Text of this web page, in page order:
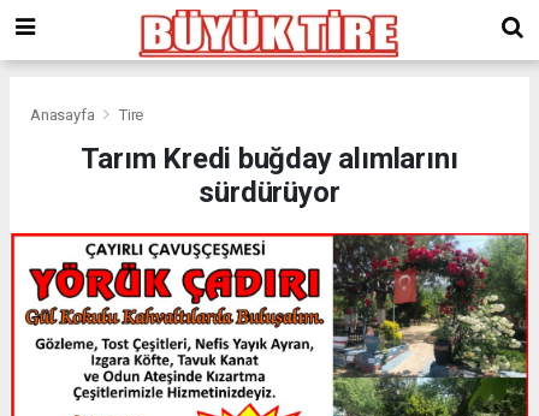
giriş
kingroyal
Anasayfa Tire
Tarım Kredi buğday alımlarını
sürdürüyor